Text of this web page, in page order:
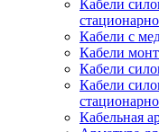
Кабели
Кабели с
Кабели
Кабели
Кабели
Кабельная